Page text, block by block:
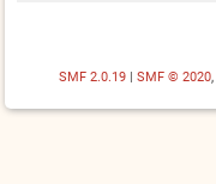
SMF 2.0.19 SMF © 2020,